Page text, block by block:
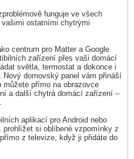
funguje ve všech
ostatními chytrými
centrum pro Matter a Google
zařízení přes vaši domácí
světla, termostat a dokonce i
domovský panel vám přináší
přímo na obrazovce
a další chytrá domácí zařízení –
aplikací pro Android nebo
prohlížet si oblíbené vzpomínky z
z televize, když ji přidáte do